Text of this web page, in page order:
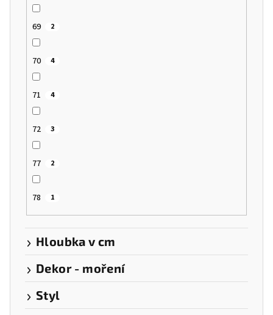
69 2
70 4
71 4
72 3
77 2
78 1
Hloubka v cm
Dekor - moření
Styl